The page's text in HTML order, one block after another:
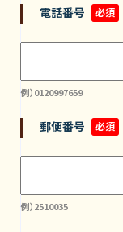
電話番号 必須
例）0120997659
郵便番号 必須
例）2510035